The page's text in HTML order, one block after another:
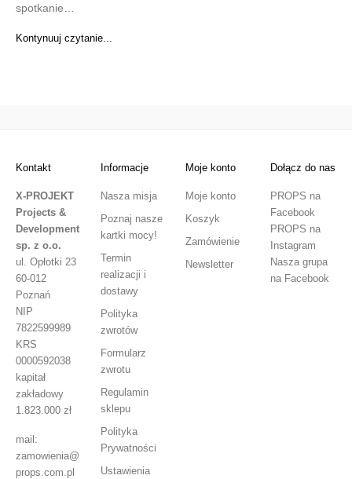
spotkanie…
Kontynuuj czytanie...
Kontakt
X-PROJEKT
Projects &
Development
sp. z o.o.
ul. Opłotki 23
60-012
Poznań
NIP
7822599989
KRS
0000592038
kapitał
zakładowy
1.823.000 zł
mail:
zamowienia@
props.com.pl
Informacje
Nasza misja
Poznaj nasze
kartki mocy!
Termin
realizacji i
dostawy
Polityka
zwrotów
Formularz
zwrotu
Regulamin
sklepu
Polityka
Prywatności
Ustawienia
Moje konto
Moje konto
Koszyk
Zamówienie
Newsletter
Dołącz do nas
PROPS na
Facebook
PROPS na
Instagram
Nasza grupa
na Facebook